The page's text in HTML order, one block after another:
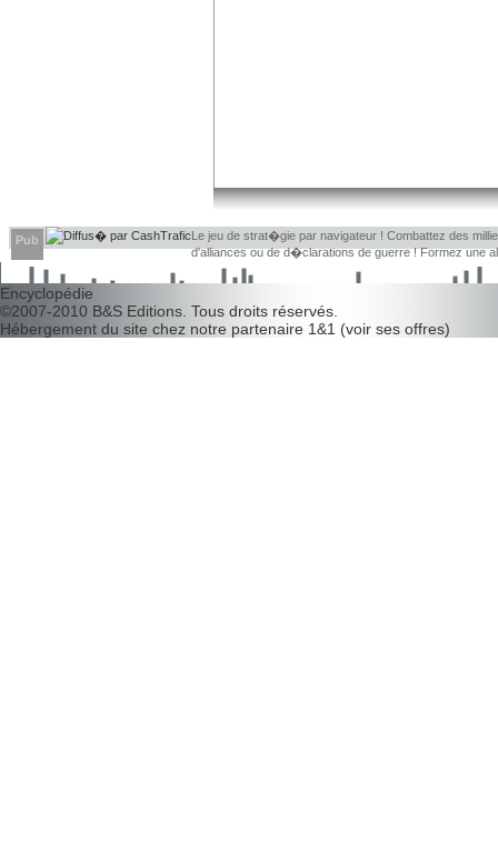
Pub
Le jeu de strat�gie par navigateur ! Combattez des
d'alliances ou de d�clarations de guerre ! Formez une
d�couvrir leurs faiblesses !
Encyclopédie
©2007-2010 B&S Editions . Tous droits réservés.
Hébergement du site chez notre partenaire 1&1 (voir ses offres)